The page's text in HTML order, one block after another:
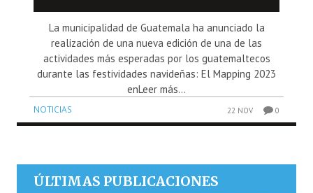
La municipalidad de Guatemala ha anunciado la
realización de una nueva edición de una de las
actividades más esperadas por los guatemaltecos
durante las festividades navideñas: El Mapping 2023
enLeer más...
NOTICIAS 22 NOV 0
ÚLTIMAS PUBLICACIONES